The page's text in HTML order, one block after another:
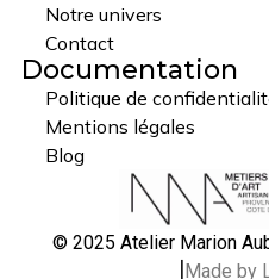
Notre univers
Contact
Documentation
Politique de
Mentions légales
Blog
© 2025 Atelier Marion
Made by